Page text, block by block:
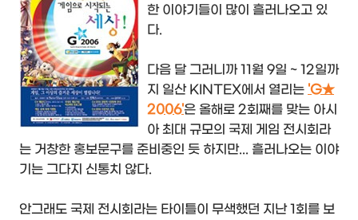
한 이야기들이 많이 흘러나오고 있
다.
다음 달 그러니까 11월 9일 ~ 12일까
지 일산 KINTEX에서 열리는 'G★
2006'은 올해로 2회째를 맞는 아시
아 최대 규모의 국제 게임 전시회라
는 거창한 홍보문구를 준비중인 듯 하지만... 흘러나오는 이야
기는 그다지 신통치 않다.
안그래도 국제 전시회라는 타이틀이 무색했던 지난 1회를 보